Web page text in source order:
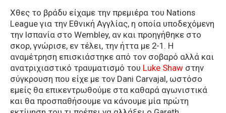
Χθες το βράδυ είχαμε την πρεμιέρα του Nations
League για την Εθνική Αγγλίας, η οποία υποδεχόμενη
την Ισπανία στο Wembley, αν και προηγήθηκε στο
σκορ, γνώρισε, εν τέλει, την ήττα με 2-1. Η
αναμέτρηση επισκιάστηκε από τον σοβαρό αλλά και
ανατριχιαστικό τραυματισμό του Luke Shaw στην
σύγκρουση που είχε με τον Dani Carvajal, ωστόσο
εμείς θα επικεντρωθούμε στα καθαρά αγωνιστικά
και θα προσπαθήσουμε να κάνουμε μία πρώτη